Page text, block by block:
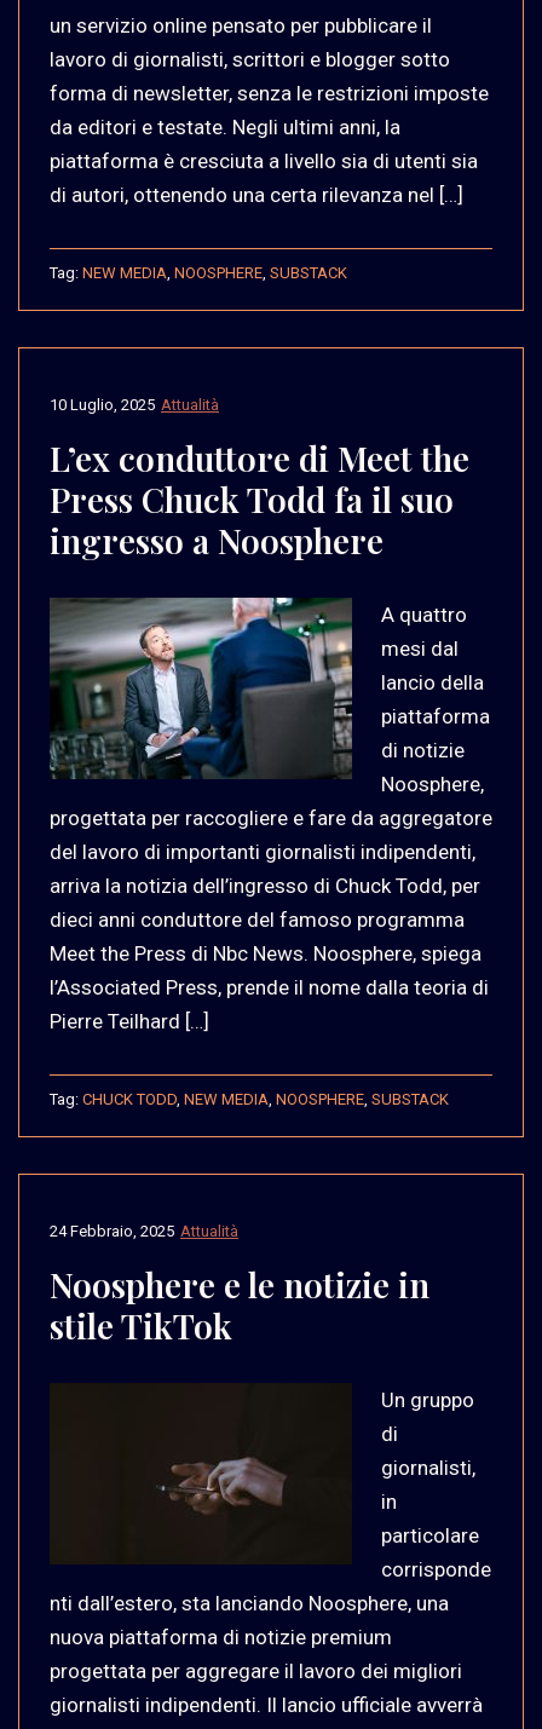
un servizio online pensato per pubblicare il
lavoro di giornalisti, scrittori e blogger sotto
forma di newsletter, senza le restrizioni imposte
da editori e testate. Negli ultimi anni, la
piattaforma è cresciuta a livello sia di utenti sia
di autori, ottenendo una certa rilevanza nel […]
Tag: NEW MEDIA NOOSPHERE SUBSTACK
Attualità
10 Luglio, 2025
L’ex conduttore di Meet the
Press Chuck Todd fa il suo
ingresso a Noosphere
A quattro
mesi dal
lancio della
piattaforma
di notizie
Noosphere,
progettata per raccogliere e fare da aggregatore
del lavoro di importanti giornalisti indipendenti,
arriva la notizia dell’ingresso di Chuck Todd, per
dieci anni conduttore del famoso programma
Meet the Press di Nbc News. Noosphere, spiega
l’Associated Press, prende il nome dalla teoria di
Pierre Teilhard […]
Tag: CHUCK TODD NEW MEDIA NOOSPHERE SUBSTACK
Attualità
24 Febbraio, 2025
Noosphere e le notizie in
stile TikTok
Un gruppo
di
giornalisti,
in
particolare
corrisponde
nti dall’estero, sta lanciando Noosphere, una
nuova piattaforma di notizie premium
progettata per aggregare il lavoro dei migliori
giornalisti indipendenti. Il lancio ufficiale avverrà